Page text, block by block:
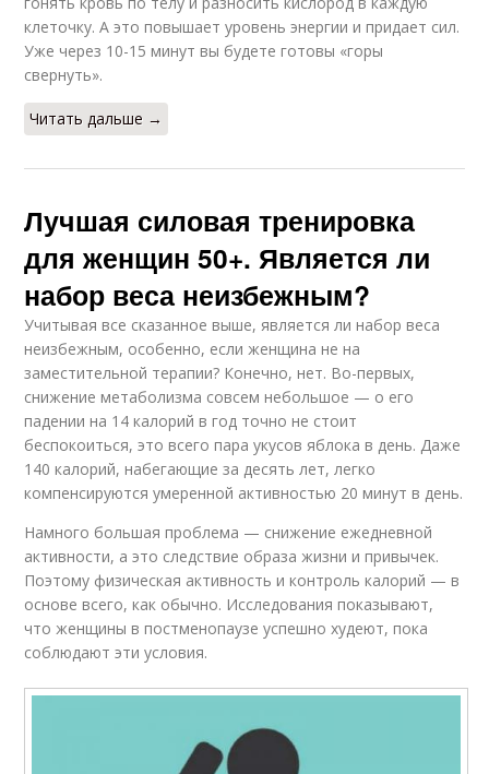
клеточку. А это повышает уровень энергии и придает сил.
Уже через 10-15 минут вы будете готовы «горы
свернуть».
Читать дальше →
Лучшая силовая тренировка
для женщин 50+. Является ли
набор веса неизбежным?
Учитывая все сказанное выше, является ли набор веса
неизбежным, особенно, если женщина не на
заместительной терапии? Конечно, нет. Во-первых,
снижение метаболизма совсем небольшое — о его
падении на 14 калорий в год точно не стоит
беспокоиться, это всего пара укусов яблока в день. Даже
140 калорий, набегающие за десять лет, легко
компенсируются умеренной активностью 20 минут в день.
Намного большая проблема — снижение ежедневной
активности, а это следствие образа жизни и привычек.
Поэтому физическая активность и контроль калорий — в
основе всего, как обычно. Исследования показывают,
что женщины в постменопаузе успешно худеют, пока
соблюдают эти условия.